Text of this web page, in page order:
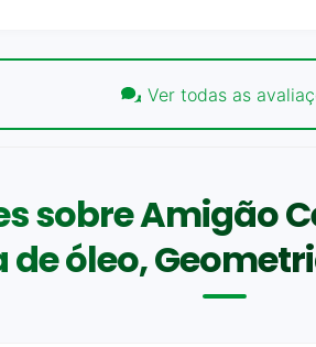
Ver todas as
sobre Amigão
de óleo,